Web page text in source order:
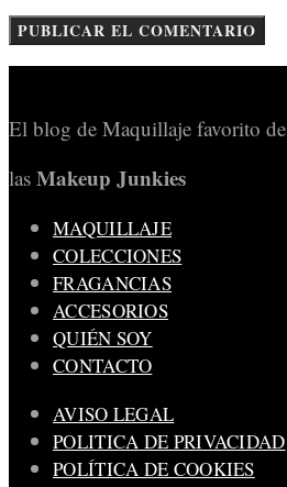
El blog de Maquillaje favorito de
las Makeup Junkies
MAQUILLAJE
COLECCIONES
FRAGANCIAS
ACCESORIOS
QUIÉN SOY
CONTACTO
AVISO LEGAL
POLITICA DE PRIVACIDAD
POLÍTICA DE COOKIES